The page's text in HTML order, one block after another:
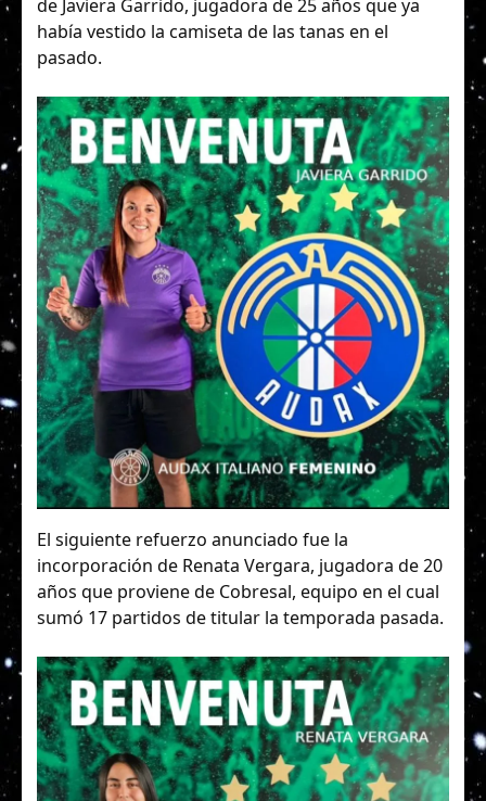
de Javiera Garrido, jugadora de 25 años que ya
había vestido la camiseta de las tanas en el
pasado.
El siguiente refuerzo anunciado fue la
incorporación de Renata Vergara, jugadora de 20
años que proviene de Cobresal, equipo en el cual
sumó 17 partidos de titular la temporada pasada.